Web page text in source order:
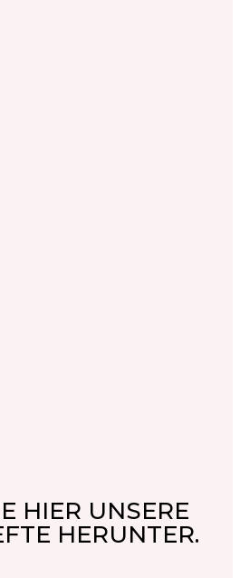
HIER UNSERE
HERUNTER.